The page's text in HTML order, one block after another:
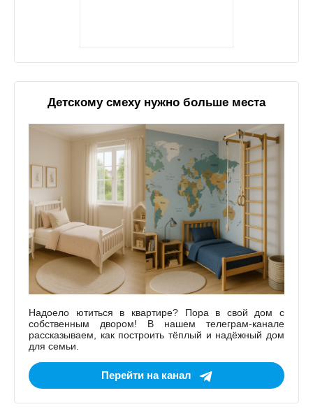
Детскому смеху нужно больше места
Надоело ютиться в квартире? Пора в свой дом с
собственным двором! В нашем телеграм-канале
рассказываем, как построить тёплый и надёжный дом
для семьи.
Перейти на канал